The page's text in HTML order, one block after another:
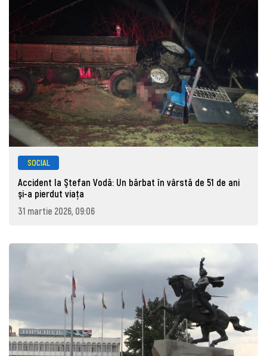
SOCIAL
Accident la Ştefan Vodă: Un bărbat în vârstă de 51 de ani
şi-a pierdut viaţa
31 martie 2026, 09:06